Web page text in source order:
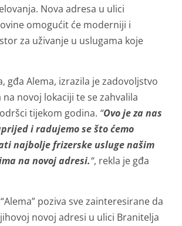
Nova adresa u ulici
omogućit će moderniji i
za uživanje u uslugama koje
gđa Alema, izrazila je zadovoljstvo
novoj lokaciji te se zahvalila
tijekom godina. “Ovo je za nas
i radujemo se što ćemo
najbolje frizerske usluge našim
na novoj adresi.“, rekla je gđa
poziva sve zainteresirane da
novoj adresi u ulici Branitelja